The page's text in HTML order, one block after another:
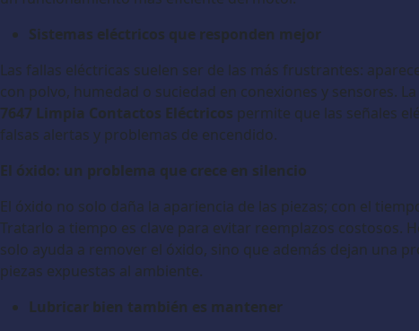
Sistemas eléctricos que responden mejor
Las fallas eléctricas suelen ser de las más frustrantes:
con polvo, humedad o suciedad en conexiones y sensores.
7647 Limpia Contactos Eléctricos permite que las señales
falsas alertas y problemas de encendido.
El óxido: un problema que crece en silencio
El óxido no solo daña la apariencia de las piezas; con el
Tratarlo a tiempo es clave para evitar reemplazos costosos.
solo ayuda a remover el óxido, sino que además dejan una
piezas expuestas al ambiente.
Lubricar bien también es mantener